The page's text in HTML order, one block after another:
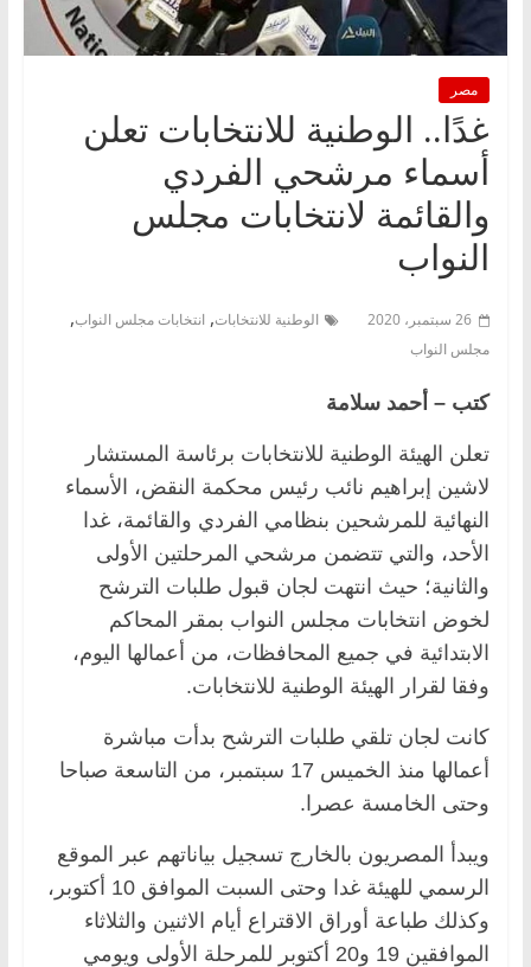
مصر
غدًا.. الوطنية للانتخابات تعلن
أسماء مرشحي الفردي
والقائمة لانتخابات مجلس
النواب
26 سبتمبر، 2020 الوطنية للانتخابات, انتخابات مجلس النواب,
مجلس النواب
كتب – أحمد سلامة
تعلن الهيئة الوطنية للانتخابات برئاسة المستشار
لاشين إبراهيم نائب رئيس محكمة النقض، الأسماء
النهائية للمرشحين بنظامي الفردي والقائمة، غدا
الأحد، والتي تتضمن مرشحي المرحلتين الأولى
والثانية؛ حيث انتهت لجان قبول طلبات الترشح
لخوض انتخابات مجلس النواب بمقر المحاكم
الابتدائية في جميع المحافظات، من أعمالها اليوم،
وفقا لقرار الهيئة الوطنية للانتخابات.
كانت لجان تلقي طلبات الترشح بدأت مباشرة
أعمالها منذ الخميس 17 سبتمبر، من التاسعة صباحا
وحتى الخامسة عصرا.
ويبدأ المصريون بالخارج تسجيل بياناتهم عبر الموقع
الرسمي للهيئة غدا وحتى السبت الموافق 10 أكتوبر،
وكذلك طباعة أوراق الاقتراع أيام الاثنين والثلاثاء
الموافقين 19 و20 أكتوبر للمرحلة الأولى ويومي